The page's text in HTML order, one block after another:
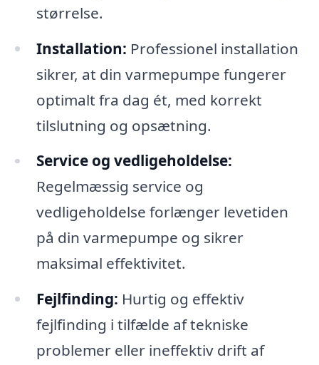
størrelse.
Installation: Professionel installation
sikrer, at din varmepumpe fungerer
optimalt fra dag ét, med korrekt
tilslutning og opsætning.
Service og vedligeholdelse:
Regelmæssig service og
vedligeholdelse forlænger levetiden
på din varmepumpe og sikrer
maksimal effektivitet.
Fejlfinding: Hurtig og effektiv
fejlfinding i tilfælde af tekniske
problemer eller ineffektiv drift af